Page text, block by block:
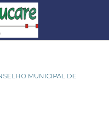
MUNICIPAL DE